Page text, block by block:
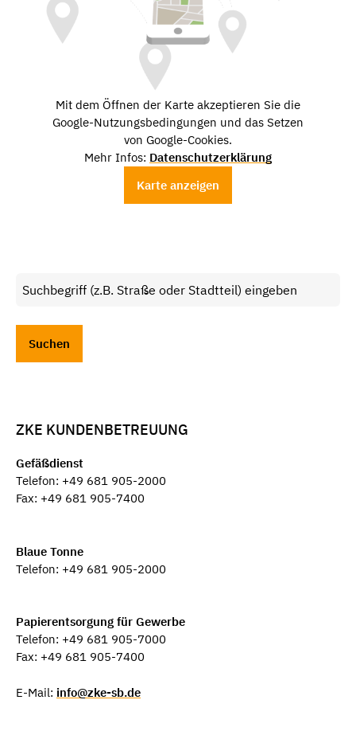
Mit dem Öffnen der Karte akzeptieren Sie die
Google-Nutzungsbedingungen und das Setzen
von Google-Cookies.
Mehr Infos: Datenschutzerklärung
Karte anzeigen
ZKE KUNDENBETREUUNG
Gefäßdienst
Telefon: +49 681 905-2000
Fax: +49 681 905-7400
Blaue Tonne
Telefon: +49 681 905-2000
Papierentsorgung für Gewerbe
Telefon: +49 681 905-7000
Fax: +49 681 905-7400
E-Mail: info@zke-sb.de